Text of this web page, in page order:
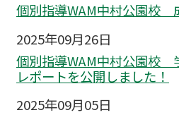
個別指導WAM中村公園校
2025年09月26日
個別指導WAM中村公園校
レポートを公開しました！
2025年09月05日